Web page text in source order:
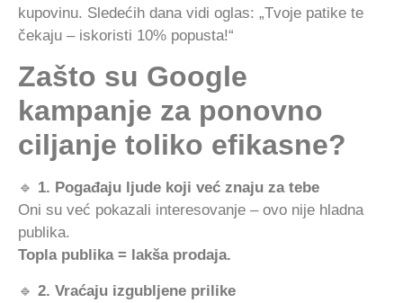
kupovinu. Sledećih dana vidi oglas: „Tvoje patike te
čekaju – iskoristi 10% popusta!“
Zašto su Google
kampanje za ponovno
ciljanje toliko efikasne?
🔹 1. Pogađaju ljude koji već znaju za tebe
Oni su već pokazali interesovanje – ovo nije hladna
publika.
Topla publika = lakša prodaja.
🔹 2. Vraćaju izgubljene prilike